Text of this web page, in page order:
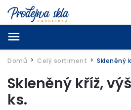
Domů / Celý sortiment / Skleněný
Skleněný kříž,
ks.